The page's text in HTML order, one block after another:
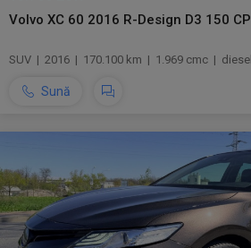
Volvo XC 60 2016 R-Design D3 150 CP
SUV | 2016 | 170.100 km | 1.969 cmc | diesel
Sună